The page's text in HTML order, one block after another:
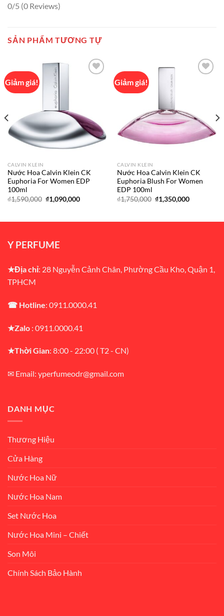
0/5 (0 Reviews)
SẢN PHẨM TƯƠNG TỰ
Giảm giá!
CALVIN KLEIN
Nước Hoa Calvin Klein CK
Euphoria For Women EDP
100ml
₫1,590,000 Giá
gốc
₫1,090,000Giá
₫1,090,000.
Giảm giá!
CALVIN KLEIN
Nước Hoa Calvin Klein CK
Euphoria Blush For Women
EDP 100ml
₫1,750,000 Giá
gốc
₫1,350,000Giá
Y PERFUME
★Địa chỉ: 28 Nguyễn Cảnh Chân, Phường Cầu Kho, Quận 1,
TPHCM
☎ Hotline: 0911.0000.41
★Zalo : 0911.0000.41
★Thời Gian: 8:00 - 22:00 ( T2 - CN)
✉ Email: yperfumeodr@gmail.com
DANH MỤC
Thương Hiệu
Cửa Hàng
Nước Hoa Nữ
Nước Hoa Nam
Set Nước Hoa
Nước Hoa Mini – Chiết
Son Môi
Chính Sách Bảo Hành